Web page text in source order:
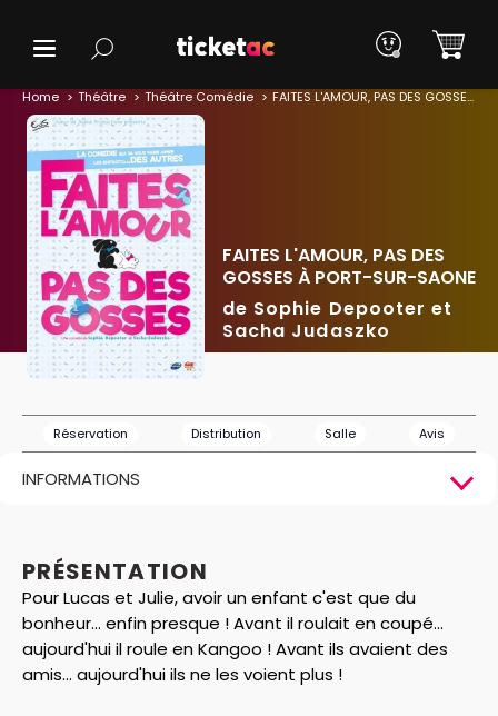
Home Théâtre Théâtre Comédie FAITES L'AMOUR, PAS DES GOSSES À PORT-SUR-SAONE
FAITES L'AMOUR, PAS DES
GOSSES À PORT-SUR-SAONE
de Sophie Depooter et
Sacha Judaszko
Réservation Distribution Salle Avis
INFORMATIONS
PRÉSENTATION
Pour Lucas et Julie, avoir un enfant c'est que du
bonheur... enfin presque ! Avant il roulait en coupé...
aujourd'hui il roule en Kangoo ! Avant ils avaient des
amis... aujourd'hui ils ne les voient plus !